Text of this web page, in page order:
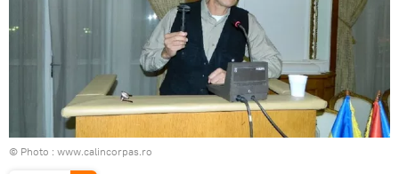
© Photo : www.calincorpas.ro